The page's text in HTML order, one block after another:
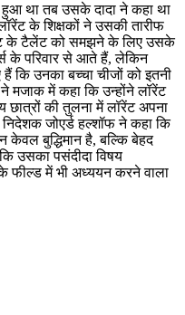
हुआ था तब उसके दादा ने कहा था
के शिक्षकों ने उसकी तारीफ
के टैलेंट को समझने के लिए उसके
के परिवार से आते हैं, लेकिन
कि उनका बच्चा चीजों को इतनी
मजाक में कहा कि उन्होंने लॉरेंट
की तुलना में लॉरेंट अपना
निदेशक जोएर्ड हल्शॉफ ने कहा कि
केवल बुद्धिमान है, बल्कि बेहद
उसका पसंदीदा विषय
फील्ड में भी अध्ययन करने वाला